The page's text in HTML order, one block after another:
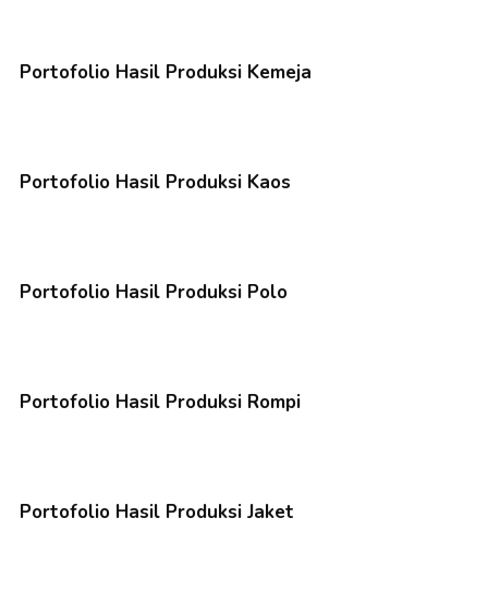
Portofolio Hasil Produksi Kemeja
Portofolio Hasil Produksi Kaos
Portofolio Hasil Produksi Polo
Portofolio Hasil Produksi Rompi
Portofolio Hasil Produksi Jaket